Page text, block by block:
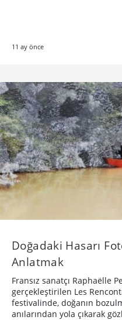
11 ay önce
Doğadaki Hasarı
Anlatmak
Fransız sanatçı Raphaëlle
gerçekleştirilen Les
festivalinde, doğanın
anılarından yola çıkarak